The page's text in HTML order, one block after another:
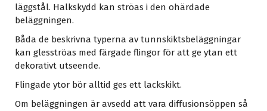
läggstål. Halkskydd kan ströas i den ohärdade
beläggningen.
Båda de beskrivna typerna av tunnskiktsbeläggningar
kan glesströas med färgade flingor för att ge ytan ett
dekorativt utseende.
Flingade ytor bör alltid ges ett lackskikt.
Om beläggningen är avsedd att vara diffusionsöppen så